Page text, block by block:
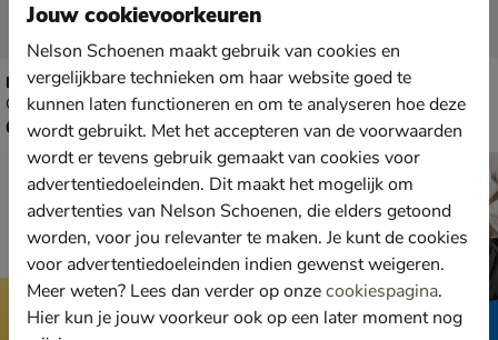
Nelson Kids
Chelseaboots - zwart
€ 69,99
69,99
Nelson Kids
Chelseaboots - bruin
van € 69,99 voor € 48,99
69,99 48,99
Jouw cookievoorkeuren
Nelson Schoenen maakt gebruik van cookies en
vergelijkbare technieken om haar website goed te
kunnen laten functioneren en om te analyseren hoe deze
wordt gebruikt. Met het accepteren van de voorwaarden
wordt er tevens gebruik gemaakt van cookies voor
advertentiedoeleinden. Dit maakt het mogelijk om
advertenties van Nelson Schoenen, die elders getoond
worden, voor jou relevanter te maken. Je kunt de cookies
voor advertentiedoeleinden indien gewenst weigeren.
Meer weten? Lees dan verder op onzecookiespagina.
Hier kun je jouw voorkeur ook op een later moment nog